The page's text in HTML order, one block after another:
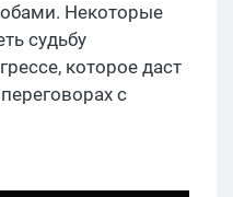
Некоторые
судьбу
которое даст
с